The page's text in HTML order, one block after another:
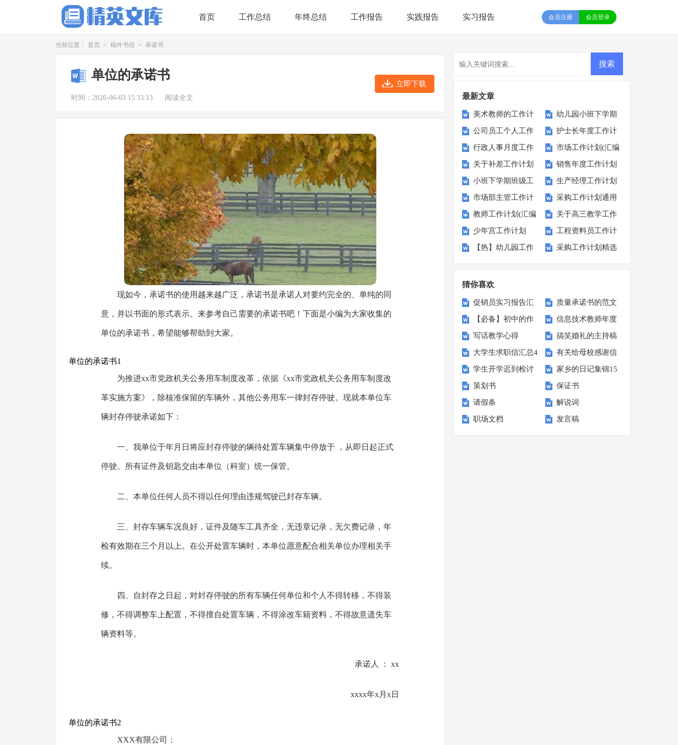
首页 工作总结 年终总结 工作报告 实践报告 实习报告 会员登录
会员注册
当前位置： 首页 > 稿件书信 > 承诺书
单位的承诺书
时间：2026-06-03 15:33:13 阅读全文
立即下载
现如今，承诺书的使用越来越广泛，承诺书是承诺人对要约完全的、单纯的同
意，并以书面的形式表示。来参考自己需要的承诺书吧！下面是小编为大家收集的
单位的承诺书，希望能够帮助到大家。
单位的承诺书1
为推进xx市党政机关公务用车制度改革，依据《xx市党政机关公务用车制度改
革实施方案》，除核准保留的车辆外，其他公务用车一律封存停驶。现就本单位车
辆封存停驶承诺如下：
一、我单位于年月日将应封存停驶的辆待处置车辆集中停放于 ，从即日起正式
停驶。所有证件及钥匙交由本单位（科室）统一保管。
二、本单位任何人员不得以任何理由违规驾驶已封存车辆。
三、封存车辆车况良好，证件及随车工具齐全，无违章记录，无欠费记录，年
检有效期在三个月以上。在公开处置车辆时，本单位愿意配合相关单位办理相关手
续。
四、自封存之日起，对封存停驶的所有车辆任何单位和个人不得转移，不得装
修，不得调整车上配置，不得擅自处置车辆，不得涂改车籍资料，不得故意遗失车
辆资料等。
承诺人 ： xx
xxxx年x月x日
单位的承诺书2
XXX有限公司：
最新文章
美术教师的工作计
划
幼儿园小班下学期
教学计划
公司员工个人工作
计划15篇
护士长年度工作计
划15篇
行政人事月度工作
计划6篇
市场工作计划(汇编
15篇)
关于补差工作计划 销售年度工作计划
集锦15篇
小班下学期班级工
作计划
生产经理工作计划
15篇
市场部主管工作计
划
采购工作计划通用
15篇
教师工作计划(汇编
15篇)
关于高三教学工作
计划
少年宫工作计划 工程资料员工作计
划6篇
【热】幼儿园工作 采购工作计划精选
猜你喜欢
促销员实习报告汇
编七篇
质量承诺书的范文
汇编5篇
【必备】初中的作
文300字4篇
信息技术教师年度
工作总结
写话教学心得 搞笑婚礼的主持稿
大学生求职信汇总4
篇
有关给母校感谢信
范文汇总九篇
学生开学迟到检讨
书汇编十篇
家乡的日记集锦15
篇
策划书 保证书
请假条 解说词
职场文档 发言稿